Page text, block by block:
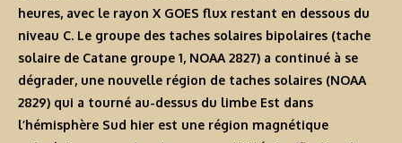
heures, avec le rayon X GOES flux restant en dessous du
niveau C. Le groupe des taches solaires bipolaires (tache
solaire de Catane groupe 1, NOAA 2827) a continué à se
dégrader, une nouvelle région de taches solaires (NOAA
2829) qui a tourné au-dessus du limbe Est dans
l’hémisphère Sud hier est une région magnétique